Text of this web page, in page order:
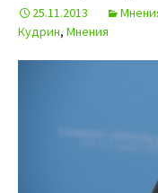
25.11.2013
Кудрин, Мнения